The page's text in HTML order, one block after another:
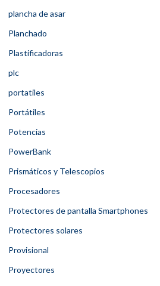
plancha de asar
Planchado
Plastificadoras
plc
portatiles
Portátiles
Potencias
PowerBank
Prismáticos y Telescopios
Procesadores
Protectores de pantalla Smartphones
Protectores solares
Provisional
Proyectores